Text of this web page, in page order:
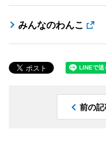
みんなのわんこ
前の記